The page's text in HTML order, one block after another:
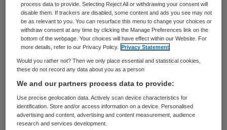
Poulus heeft de laatste zeven jaar als
rayonmanager en manager Beleid bij
zorgorganisatie Icare/HdS Zorg. Zij was
daar verantwoordelijk voor organisatie-
brede projecten voor passende zorg en
positieve gezondheid. Eerder bekleedde ze
verschillende managementfuncties in
diverse zorgorganisaties. Poulus begon
process data to provide. Selecting Reject All or withdrawing your consent will
disable them. If trackers are disabled, some content and ads you see may not
be as relevant to you. You can resurface this menu to change your choices or
withdraw consent at any time by clicking the Manage Preferences link on the
bottom of the webpage. Your choices will have effect within our Website. For
more details, refer to our Privacy Policy.
Privacy Statement
Would you rather not? Then we only place essential and statistical cookies,
these do not record any data about you as a person
We and our partners process data to provide:
Use precise geolocation data. Actively scan device characteristics for
identification. Store and/or access information on a device. Personalised
advertising and content, advertising and content measurement, audience
research and services development.